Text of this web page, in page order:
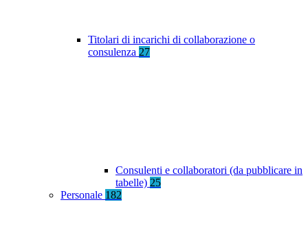
Titolari di incarichi di collaborazione o
consulenza 27
Consulenti e collaboratori (da pubblicare in
tabelle) 25
Personale 182